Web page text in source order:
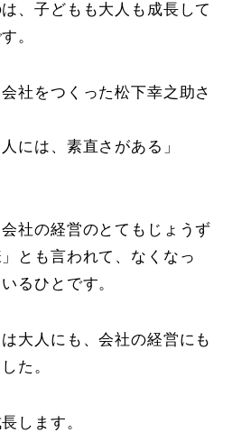
、子どもも大人も成長して
。
社をつくった松下幸之助さ
には、素直さがある」
社の経営のとてもじょうず
とも言われて、なくなっ
るひとです。
大人にも、会社の経営にも
た。
します。